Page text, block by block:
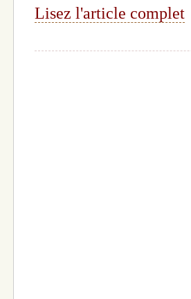
Lisez l'article complet